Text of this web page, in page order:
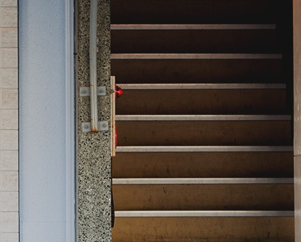
カップルのご紹介